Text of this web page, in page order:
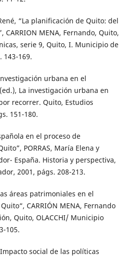
“La planificación de Quito: del
MENA, Fernando, Quito,
serie 9, Quito, I. Municipio de
143-169.
urbana en el
La investigación urbana en
recorrer. Quito, Estudios
151-180.
en el proceso de
PORRAS, María Elena y
España. Historia y perspectiva,
2001, págs. 208-213.
áreas patrimoniales en el
CARRIÓN MENA, Fernando
Quito, OLACCHI/ Municipio
105.
Impacto social de las políticas